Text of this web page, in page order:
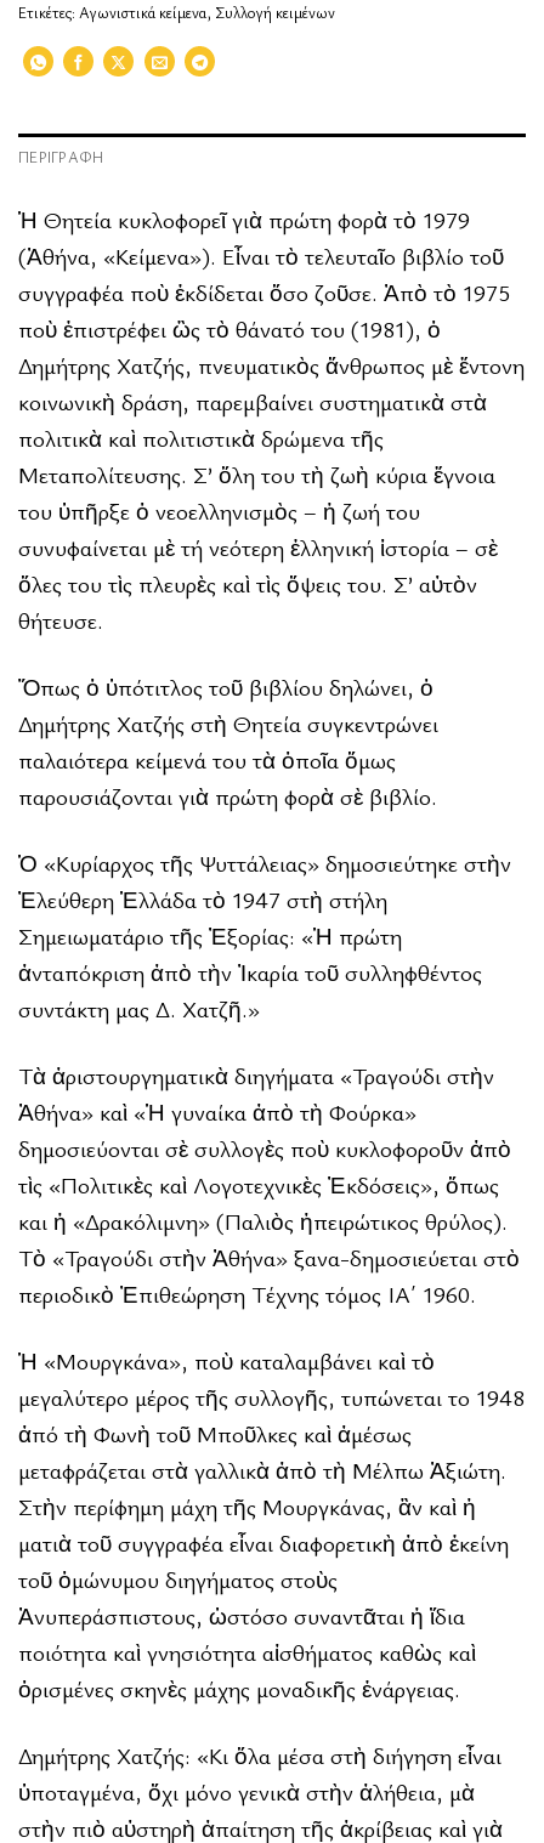
Ετικέτες: Αγωνιστικά κείμενα, Συλλογή κειμένων
ΠΕΡΙΓΡΑΦΉ
Ἡ Θητεία κυκλοφορεῖ γιὰ πρώτη φορὰ τὸ 1979
(Ἀθήνα, «Κείμενα»). Εἶναι τὸ τελευταῖο βιβλίο τοῦ
συγγραφέα ποὺ ἐκδίδεται ὅσο ζοῦσε. Ἀπὸ τὸ 1975
ποὺ ἐπιστρέφει ὣς τὸ θάνατό του (1981), ὁ
Δημήτρης Χατζής, πνευματικὸς ἄνθρωπος μὲ ἔντονη
κοινωνικὴ δράση, παρεμβαίνει συστηματικὰ στὰ
πολιτικὰ καὶ πολιτιστικὰ δρώμενα τῆς
Μεταπολίτευσης. Σ’ ὅλη του τὴ ζωὴ κύρια ἔγνοια
του ὑπῆρξε ὁ νεοελληνισμὸς – ἡ ζωή του
συνυφαίνεται μὲ τή νεότερη ἑλληνική ἱστορία – σὲ
ὅλες του τὶς πλευρὲς καὶ τὶς ὄψεις του. Σ’ αὐτὸν
θήτευσε.
Ὅπως ὁ ὑπότιτλος τοῦ βιβλίου δηλώνει, ὁ
Δημήτρης Χατζής στὴ Θητεία συγκεντρώνει
παλαιότερα κείμενά του τὰ ὁποῖα ὅμως
παρουσιάζονται γιὰ πρώτη φορὰ σὲ βιβλίο.
Ὁ «Κυρίαρχος τῆς Ψυττάλειας» δημοσιεύτηκε στὴν
Ἐλεύθερη Ἑλλάδα τὸ 1947 στὴ στήλη
Σημειωματάριο τῆς Ἐξορίας: «Ἡ πρώτη
ἀνταπόκριση ἀπὸ τὴν Ἰκαρία τοῦ συλληφθέντος
συντάκτη μας Δ. Χατζῆ.»
Τὰ ἀριστουργηματικὰ διηγήματα «Τραγούδι στὴν
Ἀθήνα» καὶ «Ἡ γυναίκα ἀπὸ τὴ Φούρκα»
δημοσιεύονται σὲ συλλογὲς ποὺ κυκλοφοροῦν ἀπὸ
τὶς «Πολιτικὲς καὶ Λογοτεχνικὲς Ἐκδόσεις», ὅπως
και ἡ «Δρακόλιμνη» (Παλιὸς ἠπειρώτικος θρύλος).
Τὸ «Τραγούδι στὴν Ἀθήνα» ξανα-δημοσιεύεται στὸ
περιοδικὸ Ἐπιθεώρηση Τέχνης τόμος ΙΑ΄ 1960.
Ἡ «Μουργκάνα», ποὺ καταλαμβάνει καὶ τὸ
μεγαλύτερο μέρος τῆς συλλογῆς, τυπώνεται το 1948
ἀπό τὴ Φωνὴ τοῦ Μποῦλκες καὶ ἀμέσως
μεταφράζεται στὰ γαλλικὰ ἀπὸ τὴ Μέλπω Ἀξιώτη.
Στὴν περίφημη μάχη τῆς Μουργκάνας, ἂν καὶ ἡ
ματιὰ τοῦ συγγραφέα εἶναι διαφορετικὴ ἀπὸ ἐκείνη
τοῦ ὁμώνυμου διηγήματος στοὺς
Ἀνυπεράσπιστους, ὡστόσο συναντᾶται ἡ ἴδια
ποιότητα καὶ γνησιότητα αἰσθήματος καθὼς καὶ
ὁρισμένες σκηνὲς μάχης μοναδικῆς ἐνάργειας.
Δημήτρης Χατζής: «Κι ὅλα μέσα στὴ διήγηση εἶναι
ὑποταγμένα, ὄχι μόνο γενικὰ στὴν ἀλήθεια, μὰ
στὴν πιὸ αὐστηρὴ ἀπαίτηση τῆς ἀκρίβειας καὶ γιὰ